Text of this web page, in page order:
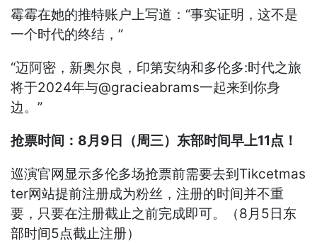
霉霉在她的推特账户上写道：“事实证明，这不是
一个时代的终结，”
“迈阿密，新奥尔良，印第安纳和多伦多:时代之旅
将于2024年与@gracieabrams一起来到你身
边。”
抢票时间：8月9日（周三）东部时间早上11点！
巡演官网显示多伦多场抢票前需要去到Tikcetmas
ter网站提前注册成为粉丝，注册的时间并不重
要，只要在注册截止之前完成即可。（8月5日东
部时间5点截止注册）